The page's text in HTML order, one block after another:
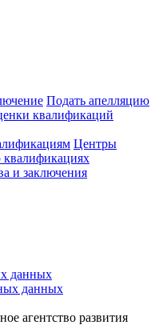
Подать апелляцию
квалификаций
Центры
квалификациях
и заключения
данных
данных
агентство развития